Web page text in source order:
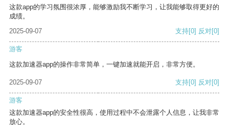
这款app的学习氛围很浓厚，能够激励我不断学习，让我能够取得更好的
成绩。
2025-09-07
支持[0] 反对[0]
游客
这款加速器app的操作非常简单，一键加速就能开启，非常方便。
2025-09-07 支持[0] 反对[0]
游客
这款加速器app的安全性很高，使用过程中不会泄露个人信息，让我非常
放心。